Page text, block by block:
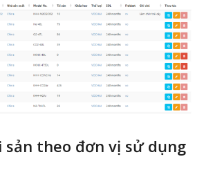
sản theo đơn vị sử dụng